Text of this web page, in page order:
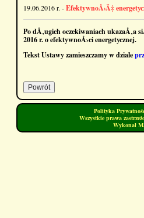
19.06.2016 r. -EfektywnoÅ›Ä‡
Po dÅ‚ugich oczekiwaniach ukazaÅ‚a
2016 r. o efektywnoÅ›ci energetycznej.
Tekst Ustawy zamieszczamy w dziale
Polityka
Wszystkie prawa
Wykonał